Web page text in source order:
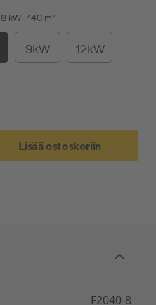
8 kW -140 m²
9kW 12kW
Lisää ostoskoriin
F2040-8